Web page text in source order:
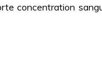
concentration